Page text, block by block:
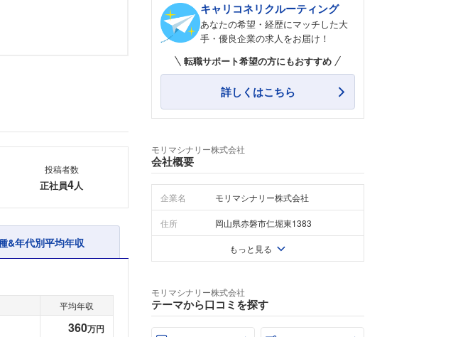
投稿者数
正社員4人
&年代別平均年収
平均年収
360万円
キャリコネリクルーティング
あなたの希望・経歴にマッチした大
手・優良企業の求人をお届け！
転職サポート希望の方にもおすすめ
詳しくはこちら
モリマシナリー株式会社
会社概要
企業名 モリマシナリー株式会社
住所 岡山県赤磐市仁堀東1383
もっと見る
モリマシナリー株式会社
テーマから口コミを探す